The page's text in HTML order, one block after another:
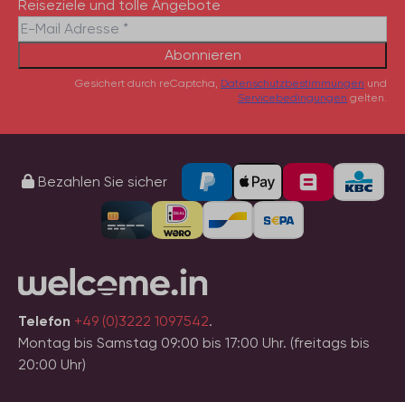
Reiseziele und tolle Angebote
Abonnieren
Gesichert durch reCaptcha, Datenschutzbestimmungen und
Servicebedingungen gelten.
Bezahlen Sie sicher
Telefon +49 (0)3222 1097542.
Montag bis Samstag 09:00 bis 17:00 Uhr. (freitags bis
20:00 Uhr)